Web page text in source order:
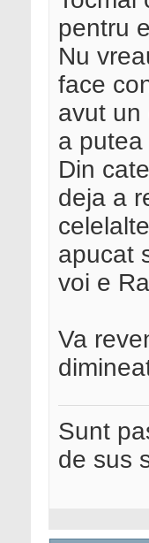
pentru
Nu
face
avut un
a putea
Din
deja a
apucat
voi e
Va
Sunt
de sus